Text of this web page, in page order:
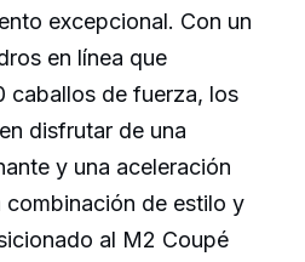
excepcional. Con un
en línea que
caballos de fuerza, los
disfrutar de una
y una aceleración
combinación de estilo y
al M2 Coupé